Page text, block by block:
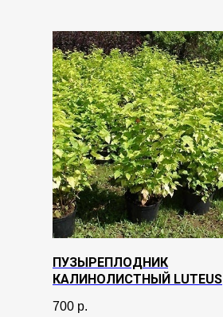
ПУЗЫРЕПЛОДНИК
КАЛИНОЛИСТНЫЙ LUTEUS
700 р.